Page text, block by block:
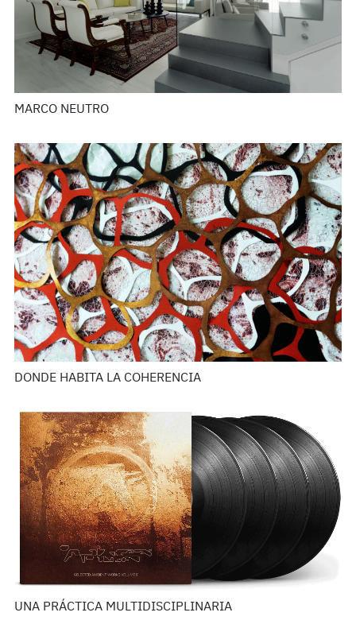
MARCO NEUTRO
DONDE HABITA LA COHERENCIA
UNA PRÁCTICA MULTIDISCIPLINARIA